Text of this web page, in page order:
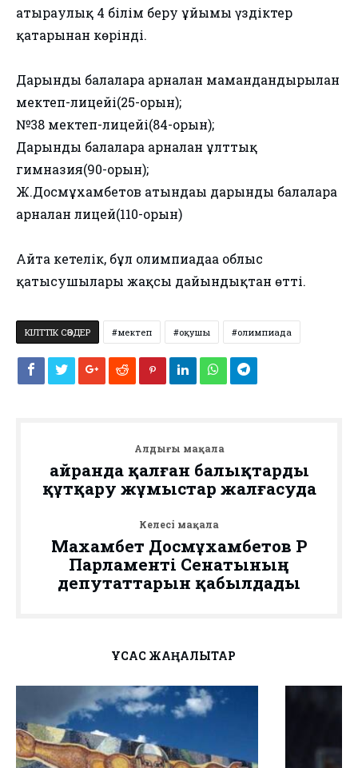
атыраулық 4 білім беру ұйымы үздіктер
қатарынан көрінді.
Дарынды балаларға арналған мамандандырылған
мектеп-лицейі(25-орын);
№38 мектеп-лицейі(84-орын);
Дарынды балаларға арналған ұлттық
гимназия(90-орын);
Ж.Досмұхамбетов атындағы дарынды балаларға
арналған лицей(110-орын)
Айта кетелік, бұл олимпиадаға облыс
қатысушылары жақсы дайындықтан өтті.
КІЛТТІК СӨЗДЕР мектеп оқушы олимпиада
Алдыңғы мақала
Қайранда қалған балықтарды
құтқару жұмыстар жалғасуда
Келесі мақала
Махамбет Досмұхамбетов ҚР
Парламенті Сенатының
депутаттарын қабылдады
ҰҚСАС ЖАҢАЛЫҚТАР